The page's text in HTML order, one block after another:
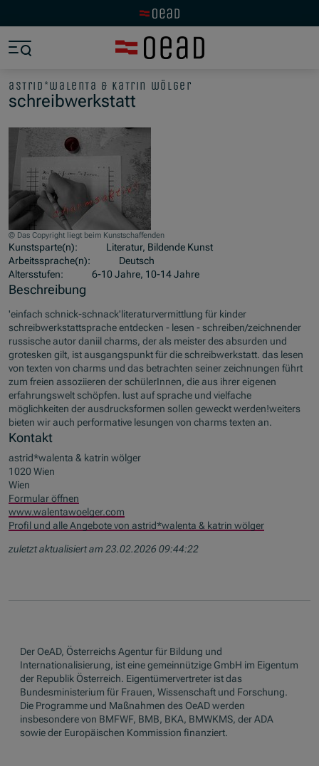
astrid*walenta & katrin wölger
schreibwerkstatt
© Das Copyright liegt beim Kunstschaffenden
Kunstsparte(n):
Literatur, Bildende Kunst
Arbeitssprache(n):
Deutsch
Altersstufen:
6-10 Jahre, 10-14 Jahre
Beschreibung
'einfach schnick-schnack'literaturvermittlung für kinder
schreibwerkstattsprache entdecken - lesen - schreiben/zeichnender
russische autor daniil charms, der als meister des absurden und
grotesken gilt, ist ausgangspunkt für die schreibwerkstatt. das lesen
von texten von charms und das betrachten seiner zeichnungen führt
zum freien assoziieren der schülerInnen, die aus ihrer eigenen
erfahrungswelt schöpfen. lust auf sprache und vielfache
möglichkeiten der ausdrucksformen sollen geweckt werden!weiters
bieten wir auch performative lesungen von charms texten an.
Kontakt
astrid*walenta & katrin wölger
1020 Wien
Wien
Formular öffnen
www.walentawoelger.com
Profil und alle Angebote von astrid*walenta & katrin wölger
zuletzt aktualisiert am 23.02.2026 09:44:22
Der OeAD, Österreichs Agentur für Bildung und
Internationalisierung, ist eine gemeinnützige GmbH im Eigentum
der Republik Österreich. Eigentümervertreter ist das
Bundesministerium für Frauen, Wissenschaft und Forschung.
Die Programme und Maßnahmen des OeAD werden
insbesondere von BMFWF, BMB, BKA, BMWKMS, der ADA
sowie der Europäischen Kommission finanziert.